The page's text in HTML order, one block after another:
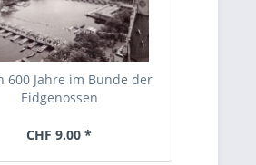
600 Jahre im Bunde der
Eidgenossen
CHF 9.00 *